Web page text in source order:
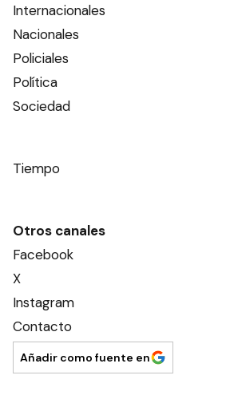
Internacionales
Nacionales
Policiales
Política
Sociedad
Tiempo
Otros canales
Facebook
X
Instagram
Contacto
Añadir como fuente en